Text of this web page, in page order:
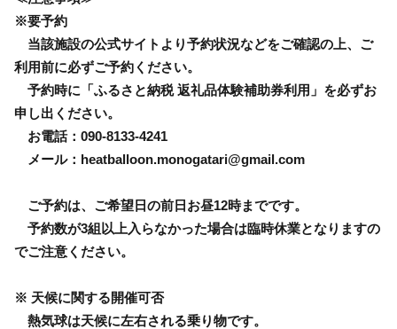
※要予約
当該施設の公式サイトより予約状況などをご確認の上、ご
利用前に必ずご予約ください。
予約時に「ふるさと納税 返礼品体験補助券利用」を必ずお
申し出ください。
お電話：090-8133-4241
メール：heatballoon.monogatari@gmail.com
ご予約は、ご希望日の前日お昼12時までです。
予約数が3組以上入らなかった場合は臨時休業となりますの
でご注意ください。
※ 天候に関する開催可否
熱気球は天候に左右される乗り物です。